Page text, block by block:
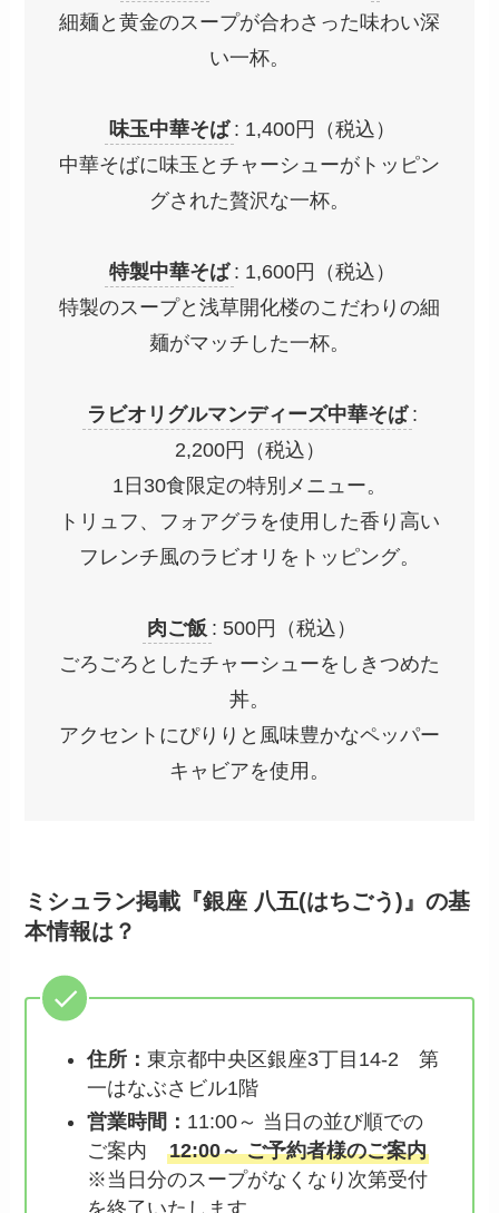
細麺と黄金のスープが合わさった味わい深
い一杯。
味玉中華そば : 1,400円（税込）
中華そばに味玉とチャーシューがトッピン
グされた贅沢な一杯。
特製中華そば : 1,600円（税込）
特製のスープと浅草開化楼のこだわりの細
麺がマッチした一杯。
ラビオリグルマンディーズ中華そば :
2,200円（税込）
1日30食限定の特別メニュー。
トリュフ、フォアグラを使用した香り高い
フレンチ風のラビオリをトッピング。
肉ご飯 : 500円（税込）
ごろごろとしたチャーシューをしきつめた
丼。
アクセントにぴりりと風味豊かなペッパー
キャビアを使用。
ミシュラン掲載『銀座 八五(はちごう)』の基
本情報は？
住所：東京都中央区銀座3丁目14-2 第
一はなぶさビル1階
営業時間： 11:00～ 当日の並び順での
ご案内
12:00～ ご予約者様のご案内
※当日分のスープがなくなり次第受付
を終了いたします。